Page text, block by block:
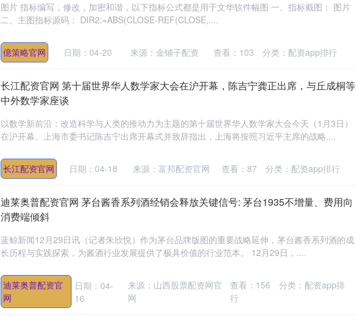
图片 指标编写，修改，加密和谐，以下指标公式都是用于文华软件幅图 一、指标截图： 图片
二、主图指标源码： DIR2:=ABS(CLOSE-REF(CLOSE,....
億策略官网 日期：04-20 来源：金铺子配资 查看： 103 分类： 配资app排行
长江配资官网 第十届世界华人数学家大会在沪开幕，陈吉宁龚正出席，与丘成桐等
中外数学家座谈
以数学新前沿：改造科学与人类的推动力为主题的第十届世界华人数学家大会今天（1月3日）
在沪开幕。上海市委书记陈吉宁出席开幕式并致辞指出，上海将按照习近平主席的战略....
长江配资官网 日期：04-18 来源：富邦配资官网 查看：87 分类： 配资app排行
迪莱奥普配资官网 茅台酱香系列酒经销会释放关键信号: 茅台1935不增量、费用向
消费端倾斜
蓝鲸新闻12月29日讯（记者朱欣悦）作为茅台品牌版图的重要战略延伸，茅台酱香系列酒的成
长历程与实践探索，为酱酒行业发展提供了极具价值的行业范本。 12月29日，....
迪莱奥普配资官
网
日期：04-
16
来源：山西股票配资网官
网
查看： 156 分类： 配资app排
行